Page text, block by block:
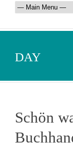
DAY
Schön